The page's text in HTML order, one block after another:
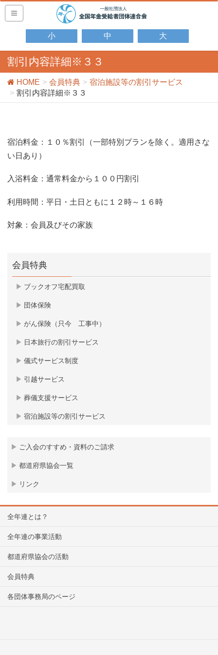
小 中 大
割引内容詳細※３３
HOME 会員特典
宿泊施設等の割引サービス
割引内容詳細※３３
宿泊料金：１０％割引（一部特別プランを除く。適用さな
い日あり）
入浴料金：通常料金から１００円割引
利用時間：平日・土日ともに１２時～１６時
対象：会員及びその家族
会員特典
ブックオフ宅配買取
団体保険
がん保険（只今 工事中）
日本旅行の割引サービス
儀式サービス制度
引越サービス
葬儀支援サービス
宿泊施設等の割引サービス
ご入会のすすめ・資料のご請求
都道府県協会一覧
リンク
全年連とは？
全年連の事業活動
都道府県協会の活動
会員特典
各団体事務局のページ